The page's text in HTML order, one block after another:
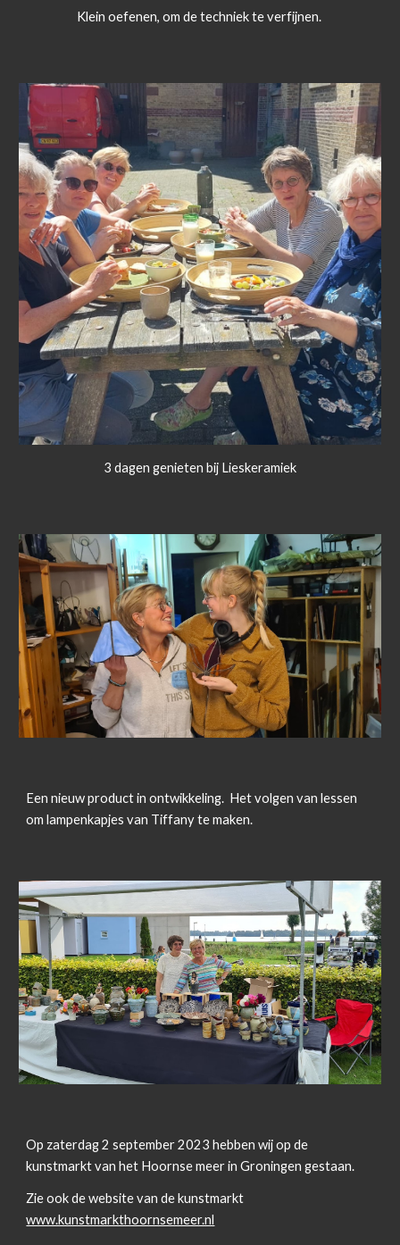
Klein oefenen, om de techniek te verfijnen.
3 dagen genieten bij Lieskeramiek
Een nieuw product in ontwikkeling. Het volgen van lessen
om lampenkapjes van Tiffany te maken.
Op zaterdag 2 september 2023 hebben wij op de
kunstmarkt van het Hoornse meer in Groningen gestaan.
Zie ook de website van de kunstmarkt
www.kunstmarkthoornsemeer.nl